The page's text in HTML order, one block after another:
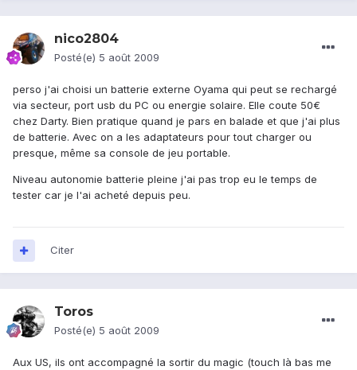
nico2804
Posté(e) 5 août 2009
perso j'ai choisi un batterie externe Oyama qui peut se rechargé
via secteur, port usb du PC ou energie solaire. Elle coute 50€
chez Darty. Bien pratique quand je pars en balade et que j'ai plus
de batterie. Avec on a les adaptateurs pour tout charger ou
presque, même sa console de jeu portable.
Niveau autonomie batterie pleine j'ai pas trop eu le temps de
tester car je l'ai acheté depuis peu.
Citer
Toros
Posté(e) 5 août 2009
Aux US, ils ont accompagné la sortir du magic (touch là bas me